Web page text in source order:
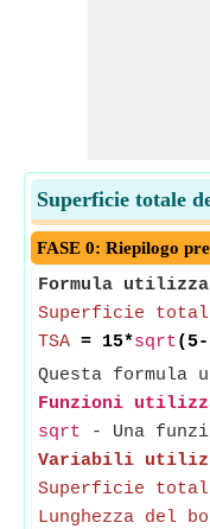
Superficie totale
FASE 0: Riepilogo
Formula
Superficie
TSA = 15*sqrt
Questa formula
Funzioni
sqrt - Una
Variabili
Superficie
Lunghezza del